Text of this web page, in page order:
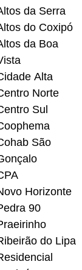
da Serra
do Coxipó
da Boa
Alta
Norte
Sul
São
Horizonte
90
do Lipa